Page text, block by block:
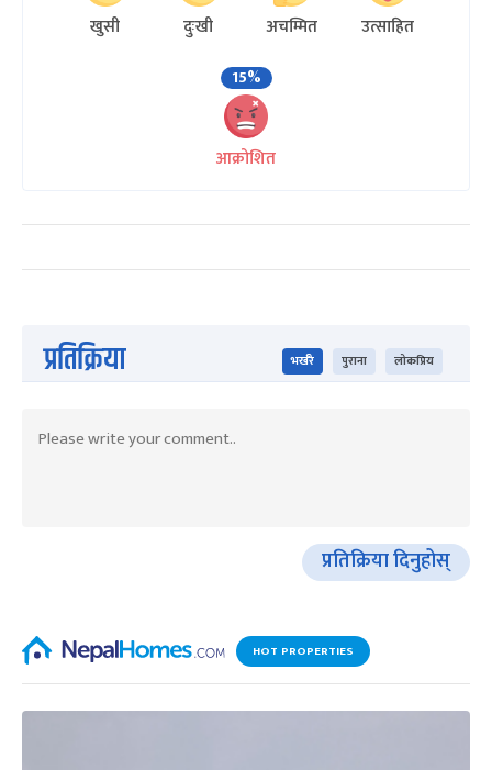
खुसी दुःखी अचम्मित
उत्साहित
15%
आक्रोशित
प्रतिक्रिया भर्खरै पुराना लोकप्रिय
प्रतिक्रिया दिनुहोस्
HOT PROPERTIES